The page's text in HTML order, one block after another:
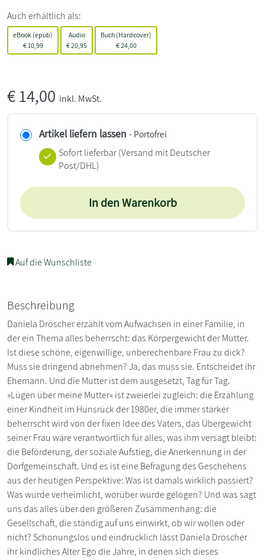
Auch erhältlich als:
eBook (epub)
€10,99
Audio
€20,95
Buch (Hardcover)
€24,00
€14,00 inkl. MwSt.
Artikel liefern lassen - Portofrei
Sofort lieferbar(Versand mit Deutscher
Post/DHL)
In den Warenkorb
Auf die Wunschliste
Beschreibung
Daniela Dröscher erzählt vom Aufwachsen in einer Familie, in
der ein Thema alles beherrscht: das Körpergewicht der Mutter.
Ist diese schöne, eigenwillige, unberechenbare Frau zu dick?
Muss sie dringend abnehmen? Ja, das muss sie. Entscheidet ihr
Ehemann. Und die Mutter ist dem ausgesetzt, Tag für Tag.
»Lügen über meine Mutter« ist zweierlei zugleich: die Erzählung
einer Kindheit im Hunsrück der 1980er, die immer stärker
beherrscht wird von der fixen Idee des Vaters, das Übergewicht
seiner Frau wäre verantwortlich für alles, was ihm versagt bleibt:
die Beförderung, der soziale Aufstieg, die Anerkennung in der
Dorfgemeinschaft. Und es ist eine Befragung des Geschehens
aus der heutigen Perspektive: Was ist damals wirklich passiert?
Was wurde verheimlicht, worüber wurde gelogen? Und was sagt
uns das alles über den größeren Zusammenhang: die
Gesellschaft, die ständig auf uns einwirkt, ob wir wollen oder
nicht? Schonungslos und eindrücklich lässt Daniela Dröscher
ihr kindliches Alter Ego die Jahre, in denen sich dieses